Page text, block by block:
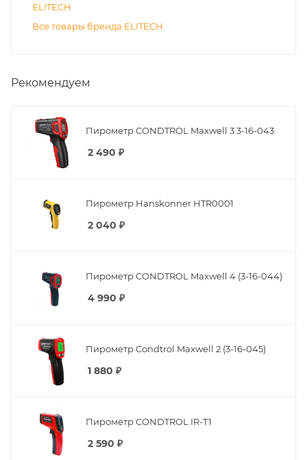
ELITECH
Все товары бренда ELITECH
Рекомендуем
Пирометр CONDTROL Maxwell 3 3-16-043
2 490 ₽
Пирометр Hanskonner HTR0001
2 040 ₽
Пирометр CONDTROL Maxwell 4 (3-16-044)
4 990 ₽
Пирометр Condtrol Maxwell 2 (3-16-045)
1 880 ₽
Пирометр CONDTROL IR-T1
2 590 ₽